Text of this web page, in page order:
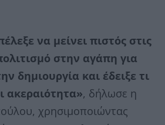
να μείνει πιστός στις
στην αγάπη για
δημιουργία και έδειξε τι
ακεραιότητα», δήλωσε η
χρησιμοποιώντας